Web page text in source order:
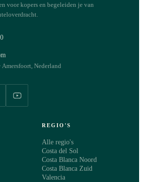
voor kopers en begeleiden je van
Nederland
REGIO'S
Alle regio's
Costa del Sol
Costa Blanca Noord
Costa Blanca Zuid
Valencia